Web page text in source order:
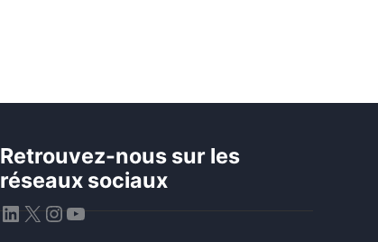
Retrouvez-nous sur les
réseaux sociaux
LinkedIn
X Instagram
YouTube